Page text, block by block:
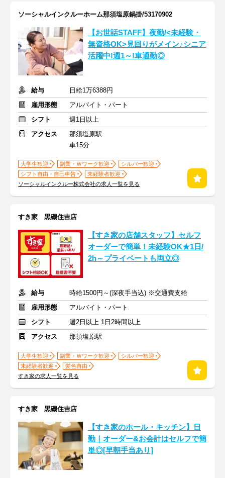
ソーシャルインクルーホーム那須塩原鍋掛/53170902
【お世話STAFF】夜勤/<未経験・
無資格OK>見回りがメイン♪シニア
活躍中!週1～!車通勤◎
給与
日給1万6388円
雇用形態
アルバイト・パート
シフト
週1日以上
アクセス
那須塩原駅
車15分
大学生歓迎 副業・Ｗワーク歓迎
シルバー歓迎
シフト自由・自己申告
未経験者歓迎
ソーシャルインクルー株式会社の求人一覧を見る
すき家 黒磯住吉店
【すき家の店舗スタッフ】セルフ
オーダーで簡単！未経験OK★1日/
2h～プライベートも両立◎
給与
時給1500円～(深夜手当込) ※交通費支給
雇用形態
アルバイト・パート
シフト
週2日以上 1日2時間以上
アクセス
那須塩原駅
大学生歓迎 副業・Ｗワーク歓迎
シルバー歓迎
未経験者歓迎
髪色自由
すき家の求人一覧を見る
すき家 黒磯住吉店
【すき家のホール・キッチン】日
勤｜オーダー&お会計はセルフで簡
単◎[早朝手当あり]